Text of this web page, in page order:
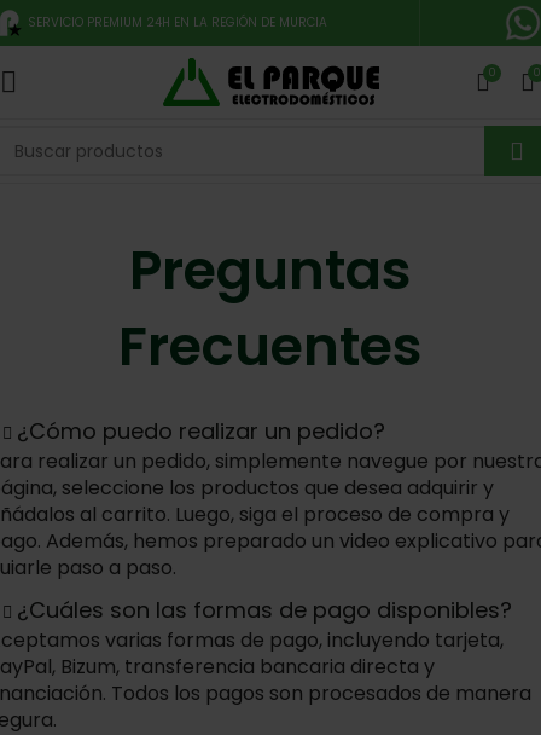
SERVICIO PREMIUM 24H EN LA REGIÓN DE MURCIA
0 0
Preguntas
Frecuentes
¿Cómo puedo realizar un pedido?
realizar un pedido, simplemente navegue por
seleccione los productos que desea adquirir y
al carrito. Luego, siga el proceso de compra y
Además, hemos preparado un video explicativo
paso a paso.
¿Cuáles son las formas de pago disponibles?
varias formas de pago, incluyendo tarjeta,
Bizum, transferencia bancaria directa y
Todos los pagos son procesados de manera